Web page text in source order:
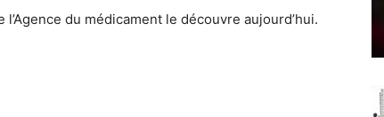
du médicament le découvre aujourd’hui.